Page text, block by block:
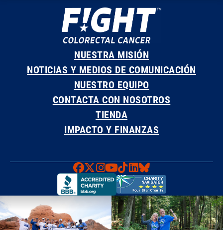
NUESTRA MISIÓN
NOTICIAS Y MEDIOS DE COMUNICACIÓN
NUESTRO EQUIPO
CONTACTA CON NOSOTROS
TIENDA
IMPACTO Y FINANZAS
Faceboook
X Instagram
YouTube
TikTok
LinkedIn
Bluesky